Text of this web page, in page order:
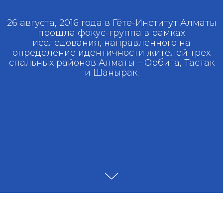
26 августа, 2016 года в Гёте-Институт Алматы
прошла фокус-группа в рамках
исследования, направленного на
определение идентичности жителей трех
спальных районов Алматы – Орбита, Тастак
и Шанырак.